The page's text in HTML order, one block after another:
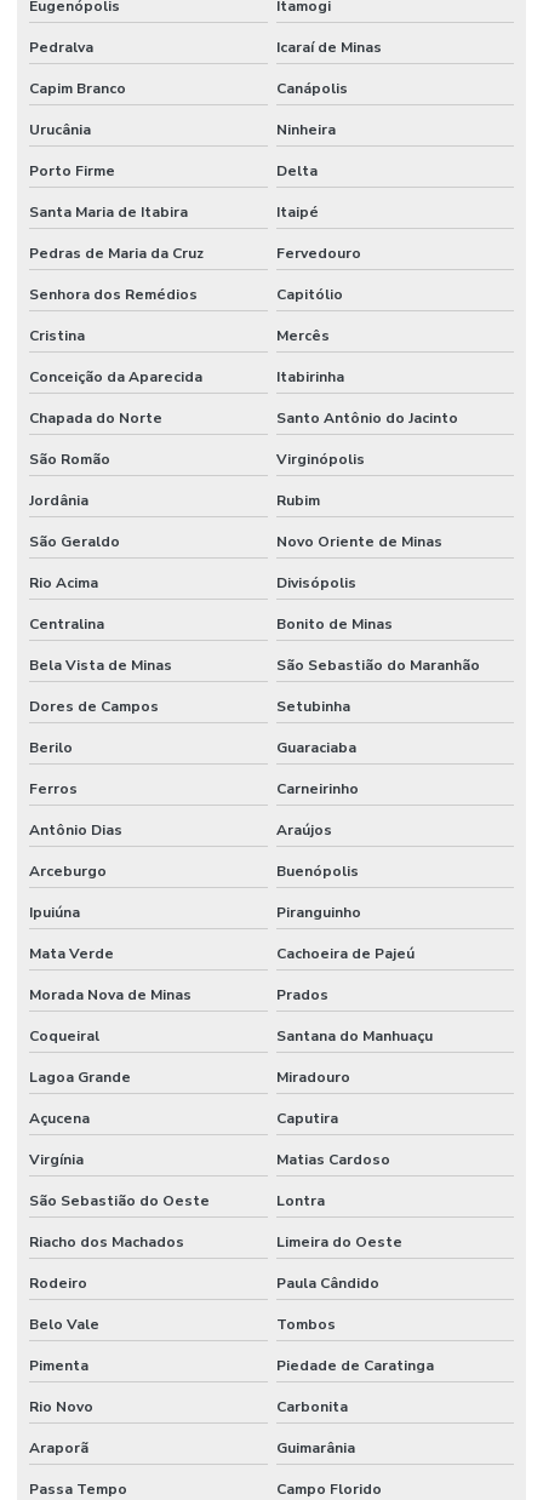
Eugenópolis Itamogi
Pedralva Icaraí de Minas
Capim Branco Canápolis
Urucânia Ninheira
Porto Firme Delta
Santa Maria de Itabira Itaipé
Pedras de Maria da Cruz Fervedouro
Senhora dos Remédios Capitólio
Cristina Mercês
Conceição da Aparecida Itabirinha
Chapada do Norte Santo Antônio do Jacinto
São Romão Virginópolis
Jordânia Rubim
São Geraldo Novo Oriente de Minas
Rio Acima Divisópolis
Centralina Bonito de Minas
Bela Vista de Minas São Sebastião do Maranhão
Dores de Campos Setubinha
Berilo Guaraciaba
Ferros Carneirinho
Antônio Dias Araújos
Arceburgo Buenópolis
Ipuiúna Piranguinho
Mata Verde Cachoeira de Pajeú
Morada Nova de Minas Prados
Coqueiral Santana do Manhuaçu
Lagoa Grande Miradouro
Açucena Caputira
Virgínia Matias Cardoso
São Sebastião do Oeste Lontra
Riacho dos Machados Limeira do Oeste
Rodeiro Paula Cândido
Belo Vale Tombos
Pimenta Piedade de Caratinga
Rio Novo Carbonita
Araporã Guimarânia
Passa Tempo Campo Florido